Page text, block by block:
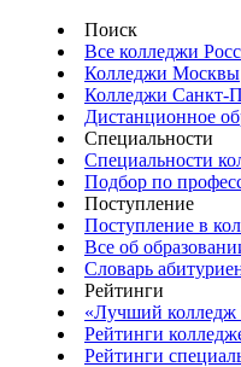
Поиск
Все колледжи
Колледжи Москвы
Колледжи Санкт-
Дистанционное
Специальности
Специальности
Подбор по
Поступление
Поступление в
Все об
Словарь
Рейтинги
«Лучший колледж
Рейтинги
Рейтинги